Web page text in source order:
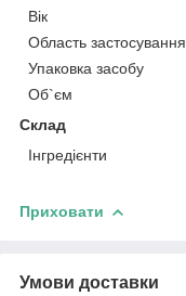
Вік
Область застосування
Упаковка засобу
Об`єм
Склад
Інгредієнти
Приховати
Умови доставки